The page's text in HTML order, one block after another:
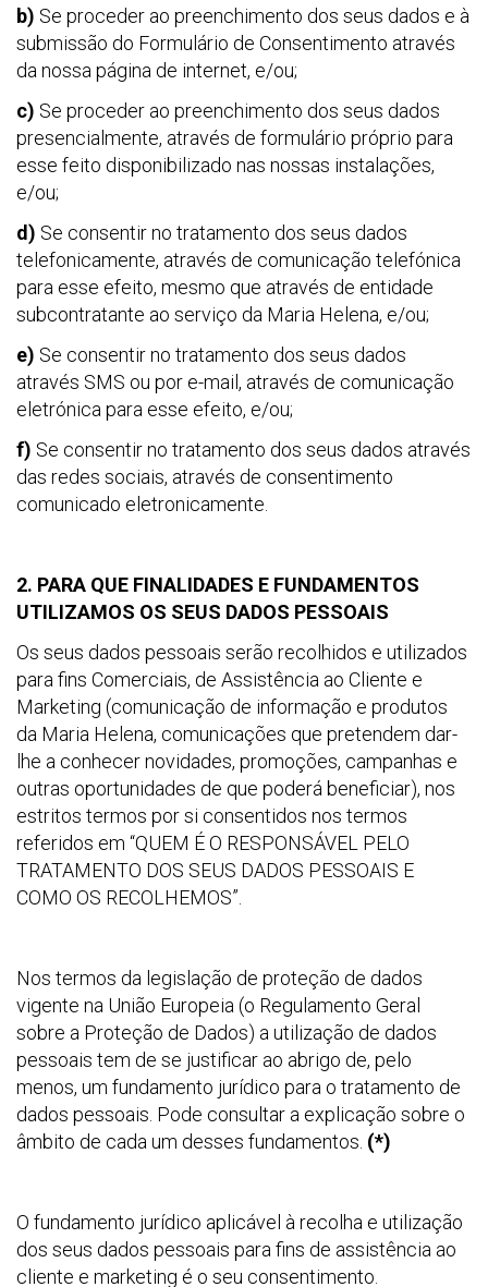
b) Se proceder ao preenchimento dos seus dados e à
submissão do Formulário de Consentimento através
da nossa página de internet, e/ou;
c) Se proceder ao preenchimento dos seus dados
presencialmente, através de formulário próprio para
esse feito disponibilizado nas nossas instalações,
e/ou;
d) Se consentir no tratamento dos seus dados
telefonicamente, através de comunicação telefónica
para esse efeito, mesmo que através de entidade
subcontratante ao serviço da Maria Helena, e/ou;
e) Se consentir no tratamento dos seus dados
através SMS ou por e-mail, através de comunicação
eletrónica para esse efeito, e/ou;
f) Se consentir no tratamento dos seus dados através
das redes sociais, através de consentimento
comunicado eletronicamente.
2. PARA QUE FINALIDADES E FUNDAMENTOS
UTILIZAMOS OS SEUS DADOS PESSOAIS
Os seus dados pessoais serão recolhidos e utilizados
para fins Comerciais, de Assistência ao Cliente e
Marketing (comunicação de informação e produtos
da Maria Helena, comunicações que pretendem dar-
lhe a conhecer novidades, promoções, campanhas e
outras oportunidades de que poderá beneficiar), nos
estritos termos por si consentidos nos termos
referidos em “QUEM É O RESPONSÁVEL PELO
TRATAMENTO DOS SEUS DADOS PESSOAIS E
COMO OS RECOLHEMOS”.
Nos termos da legislação de proteção de dados
vigente na União Europeia (o Regulamento Geral
sobre a Proteção de Dados) a utilização de dados
pessoais tem de se justificar ao abrigo de, pelo
menos, um fundamento jurídico para o tratamento de
dados pessoais. Pode consultar a explicação sobre o
âmbito de cada um desses fundamentos. (*)
O fundamento jurídico aplicável à recolha e utilização
dos seus dados pessoais para fins de assistência ao
cliente e marketing é o seu consentimento.